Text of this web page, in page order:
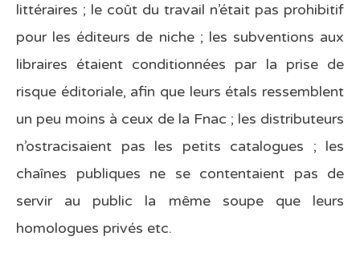
littéraires ; le coût du travail n’était pas prohibitif
pour les éditeurs de niche ; les subventions aux
libraires étaient conditionnées par la prise de
risque éditoriale, afin que leurs étals ressemblent
un peu moins à ceux de la Fnac ; les distributeurs
n’ostracisaient pas les petits catalogues ; les
chaînes publiques ne se contentaient pas de
servir au public la même soupe que leurs
homologues privés etc.